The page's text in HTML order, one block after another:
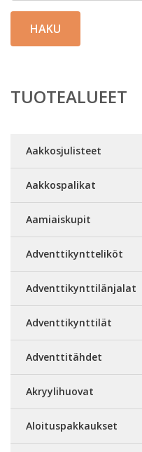
HAKU
TUOTEALUEET
Aakkosjulisteet
Aakkospalikat
Aamiaiskupit
Adventtikyntteliköt
Adventtikynttilänjalat
Adventtikynttilät
Adventtitähdet
Akryylihuovat
Aloituspakkaukset